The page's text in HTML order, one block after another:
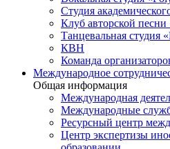
Студия
Клуб авторской песни
Танцевальная студия
КВН
Команда
Международное
Общая информация
Международная
Международные
Ресурсный центр
Центр экспертизы